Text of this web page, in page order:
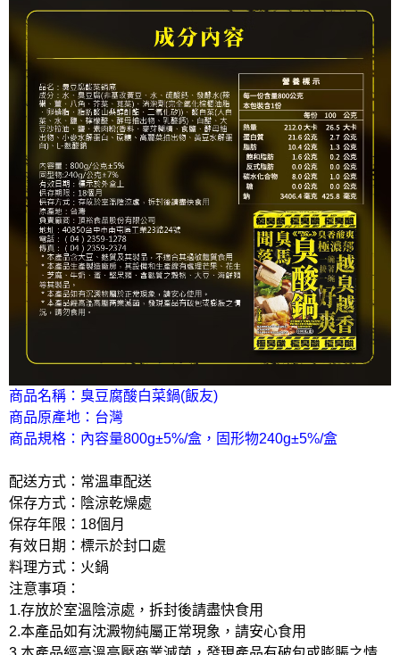
商品名稱：臭豆腐酸白菜鍋(飯友)
商品原產地：台灣
商品規格：內容量800g±5%/盒，固形物240g±5%/盒
配送方式：常溫車配送
保存方式：陰涼乾燥處
保存年限：18個月
有效日期：標示於封口處
料理方式：火鍋
注意事項：
1.存放於室溫陰涼處，拆封後請盡快食用
2.本產品如有沈澱物純屬正常現象，請安心食用